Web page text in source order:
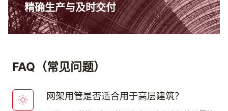
精确生产与及时交付
FAQ（常见问题）
网架用管是否适合用于高层建筑？